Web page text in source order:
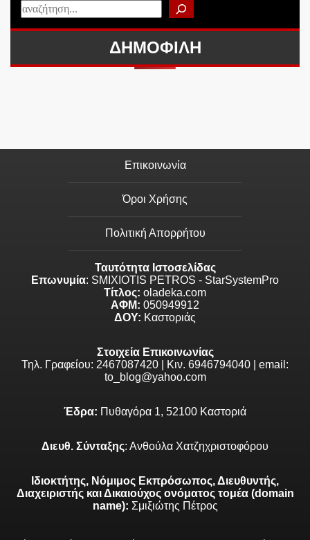
ΔΗΜΟΦΙΛΗ
Επικοινωνία
Όροι Χρήσης
Πολιτική Απορρήτου
Ταυτότητα Ιστοσελίδας
Επωνυμία: SMIXIOTIS PETROS - StarSystemPro
Τίτλος: oladeka.com
ΑΦΜ: 050949912
ΔΟΥ: Καστοριάς
Στοιχεία Επικοινωνίας
Τηλ. Γραφείου: 2467087420 | Κιν. 6946794040 | email:
to_blog@yahoo.com
Έδρα: Πυθαγόρα 1, 52100 Καστοριά
Διευθ. Σύνταξης: Ανθούλα Χατζηχριστοφόρου
Ιδιοκτήτης, Νόμιμος Εκπρόσωπος, Διευθυντής,
Διαχειριστής και Δικαιούχος ονόματος τομέα (domain
name): Σμιξιώτης Πέτρος